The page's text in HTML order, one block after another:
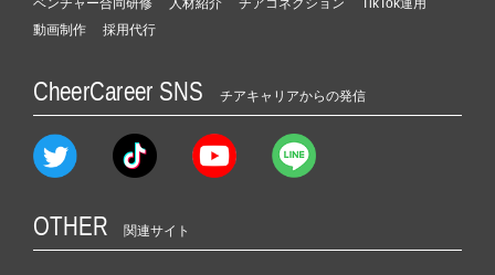
動画制作
採用代行
CheerCareer SNS チアキャリアからの発信
OTHER 関連サイト